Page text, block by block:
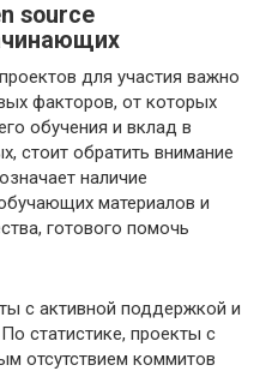
source
для участия важно
факторов, от которых
обучения и вклад в
стоит обратить внимание
наличие
материалов и
готового помочь
с активной поддержкой и
статистике, проекты с
отсутствием коммитов